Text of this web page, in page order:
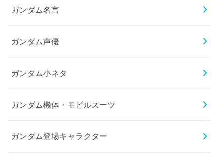
ガンダム名言
ガンダム声優
ガンダム小ネタ
ガンダム機体・モビルスーツ
ガンダム登場キャラクター